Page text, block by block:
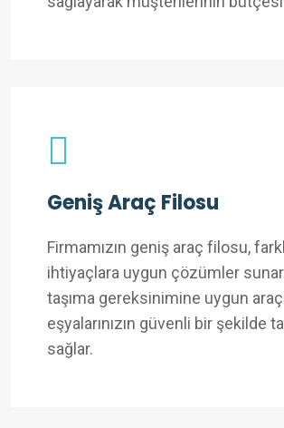
Geniş Araç Filosu
Firmamızın geniş araç filosu,
ihtiyaçlara uygun çözümler
taşıma gereksinimine uygun
eşyalarınızın güvenli bir şekilde
sağlar.